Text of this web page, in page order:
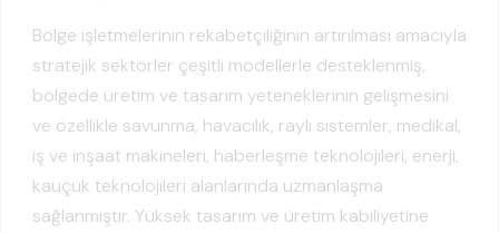
Bölge işletmelerinin rekabetçiliğinin artırılması amacıyla
stratejik sektörler çeşitli modellerle desteklenmiş,
bölgede üretim ve tasarım yeteneklerinin gelişmesini
ve özellikle savunma, havacılık, raylı sistemler, medikal,
iş ve inşaat makineleri, haberleşme teknolojileri, enerji,
kauçuk teknolojileri alanlarında uzmanlaşma
sağlanmıştır. Yüksek tasarım ve üretim kabiliyetine